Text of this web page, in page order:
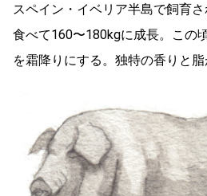
スペイン・イベリア半島で飼育
食べて160〜180kgに成長。この
を霜降りにする。独特の香りと脂